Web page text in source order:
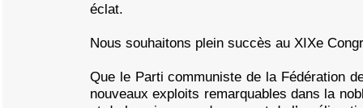
éclat.
Nous souhaitons plein succès au XIXe
Que le Parti communiste de la Fédération
nouveaux exploits remarquables dans la